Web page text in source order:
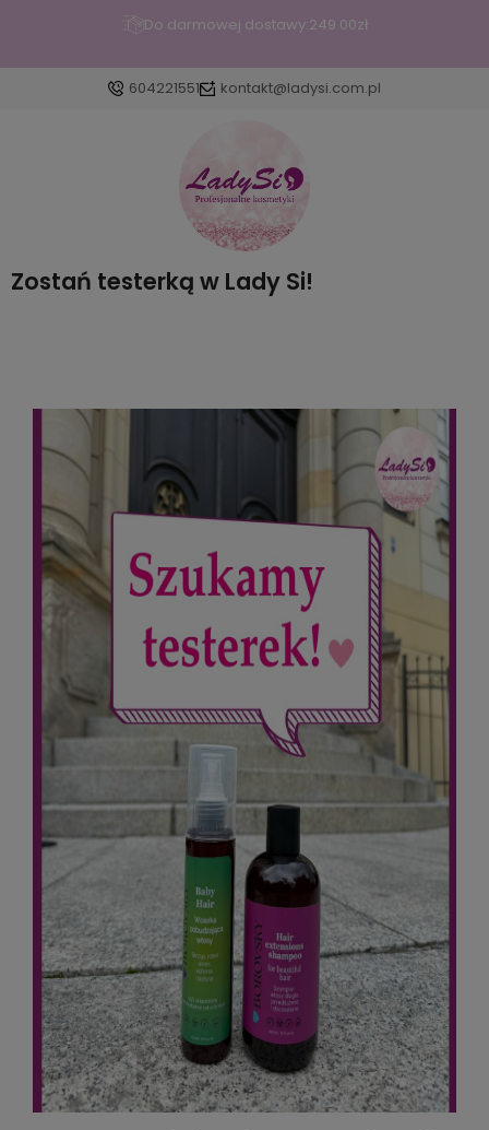
Do darmowej dostawy:249.00zł
604221551 kontakt@ladysi.com.pl
Zaloguj się
Załóż konto
listy z poprzedniej sesji.
Zostań testerką w Lady Si!